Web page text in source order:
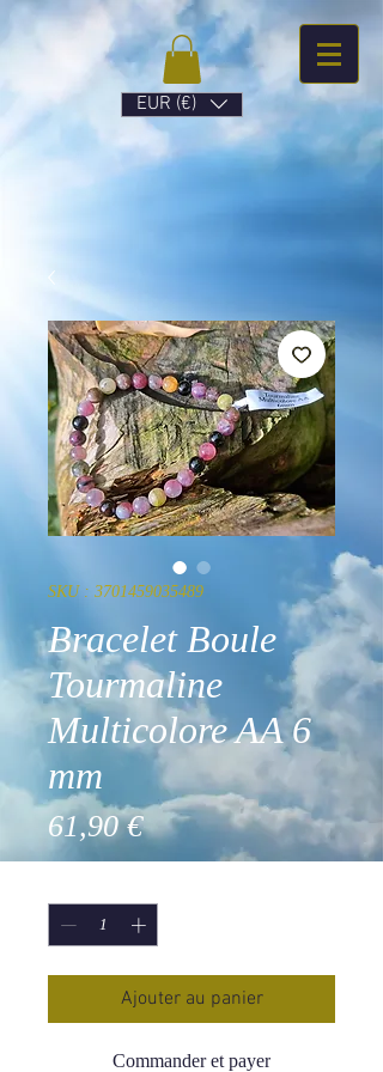
EUR (€)
SKU : 3701459035489
Bracelet Boule
Tourmaline
Multicolore AA 6
mm
61,90 €Prix
Ajouter au panier
Commander et payer